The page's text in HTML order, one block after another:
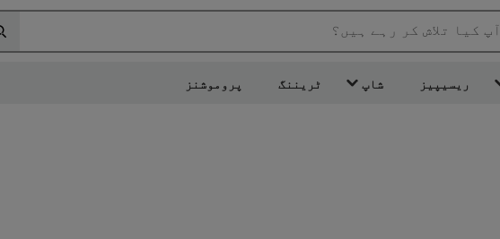
آپ کیا تلاش کر رہے ہیں؟
ریسیپیز شاپ ٹریننگ پروموشنز